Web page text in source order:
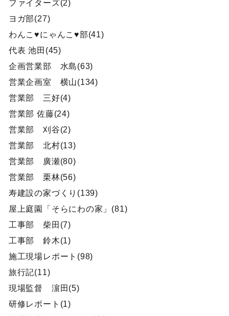
ファイターズ(2)
ヨガ部(27)
わんこ♥にゃんこ♥部(41)
代表 池田(45)
企画営業部 水島(63)
営業企画室 横山(134)
営業部 三好(4)
営業部 佐藤(24)
営業部 刈谷(2)
営業部 北村(13)
営業部 廣瀬(80)
営業部 栗林(56)
寿建設の家づくり(139)
屋上庭園「そらにわの家」(81)
工事部 柴田(7)
工事部 鈴木(1)
施工現場レポート(98)
旅行記(11)
現場監督 濵田(5)
研修レポート(1)